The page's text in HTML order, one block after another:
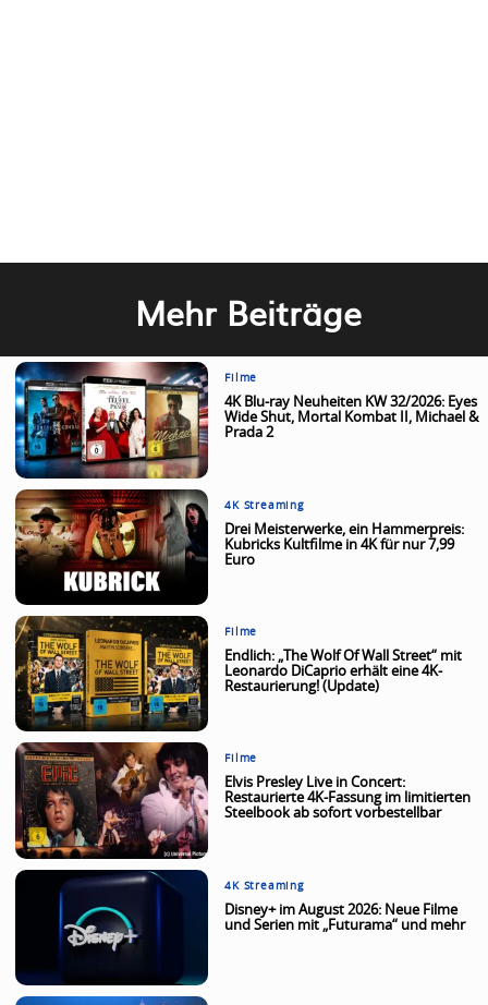
Mehr Beiträge
Filme
4K Blu-ray Neuheiten KW 32/2026: Eyes
Wide Shut, Mortal Kombat II, Michael &
Prada 2
4K Streaming
Drei Meisterwerke, ein Hammerpreis:
Kubricks Kultfilme in 4K für nur 7,99
Euro
Filme
Endlich: „The Wolf Of Wall Street“ mit
Leonardo DiCaprio erhält eine 4K-
Restaurierung! (Update)
Filme
Elvis Presley Live in Concert:
Restaurierte 4K-Fassung im limitierten
Steelbook ab sofort vorbestellbar
4K Streaming
Disney+ im August 2026: Neue Filme
und Serien mit „Futurama“ und mehr